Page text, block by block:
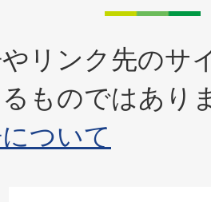
リンク先のサ
ものではあり
ついて